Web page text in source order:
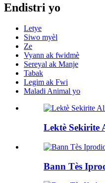
Endistri yo
Letye
Siwo myèl
Ze
Vyann ak fwidmè
Sereyal ak Manje
Tabak
Legim ak Fwi
Maladi Animal yo
Lektè Sekirite
Bann Tès